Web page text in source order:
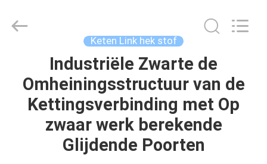
PRODUCTEN
ONGEVEER
Keten Link hek stof
Industriële Zwarte de
Omheiningsstructuur van de
Kettingsverbinding met Op
zwaar werk berekende
Glijdende Poorten